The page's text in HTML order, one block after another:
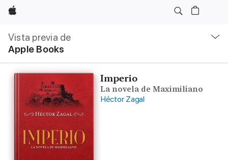
Apple
Vista previa de
Apple Books
local
Abrir
menú
Imperio
La novela de Maximiliano
Héctor Zagal